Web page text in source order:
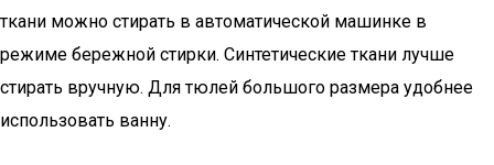
ткани можно стирать в автоматической машинке в
режиме бережной стирки. Синтетические ткани лучше
стирать вручную. Для тюлей большого размера удобнее
использовать ванну.